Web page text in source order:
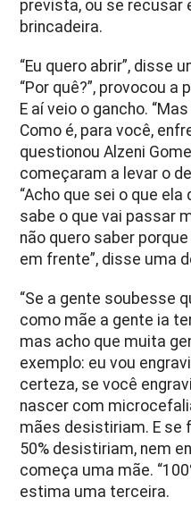
prevista, ou se recusar
brincadeira.
“Eu quero abrir”, disse
“Por quê?”, provocou a
E aí veio o gancho.
Como é, para você,
questionou Alzeni
começaram a levar o
“Acho que sei o que
sabe o que vai passar
não quero saber
em frente”, disse uma
“Se a gente soubesse
como mãe a gente ia
mas acho que muita
exemplo: eu vou
certeza, se você
nascer com
mães desistiriam. E se
50% desistiriam, nem
começa uma mãe.
estima uma terceira.